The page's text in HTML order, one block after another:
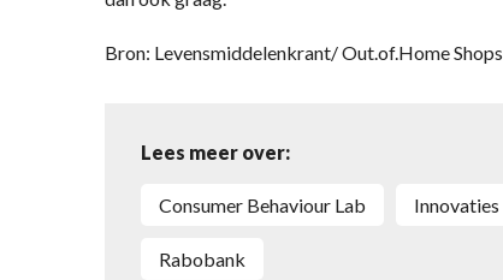
Bron: Levensmiddelenkrant/ Out.of.Home Shops
Lees meer over:
Consumer Behaviour Lab innovaties
Rabobank